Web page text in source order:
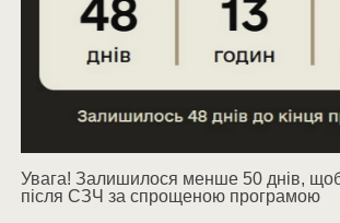
Увага! Залишилося менше 50 днів,
після СЗЧ за спрощеною програмою